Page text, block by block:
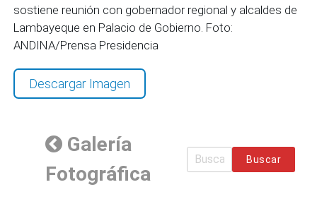
sostiene reunión con gobernador regional y alcaldes de
Lambayeque en Palacio de Gobierno. Foto:
ANDINA/Prensa Presidencia
Descargar Imagen
Galería
Fotográfica
Buscar